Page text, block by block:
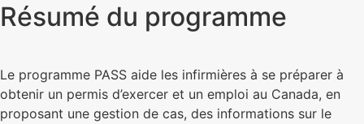
Résumé du programme
Le programme PASS aide les infirmières à se préparer à
obtenir un permis d’exercer et un emploi au Canada, en
proposant une gestion de cas, des informations sur le